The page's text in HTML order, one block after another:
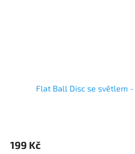
Flat Ball Disc se světlem -
199 Kč